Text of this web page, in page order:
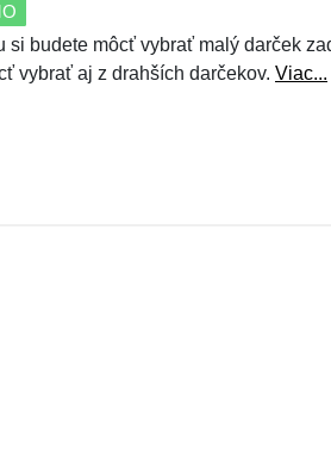
si budete môcť vybrať malý darček
vybrať aj z drahších darčekov. Viac...